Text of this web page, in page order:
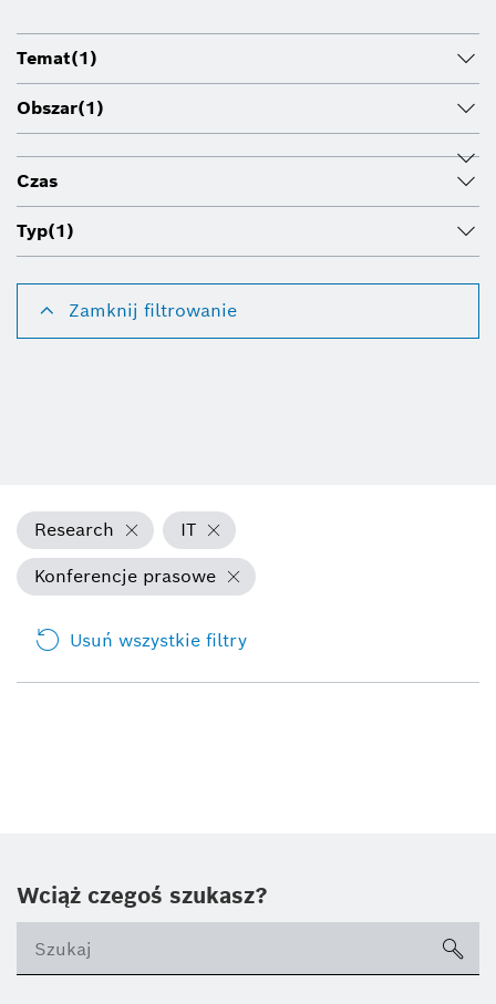
Temat(1)
Obszar(1)
Czas
Typ(1)
Zamknij filtrowanie
Research
IT
Konferencje prasowe
Usuń wszystkie filtry
Wciąż czegoś szukasz?